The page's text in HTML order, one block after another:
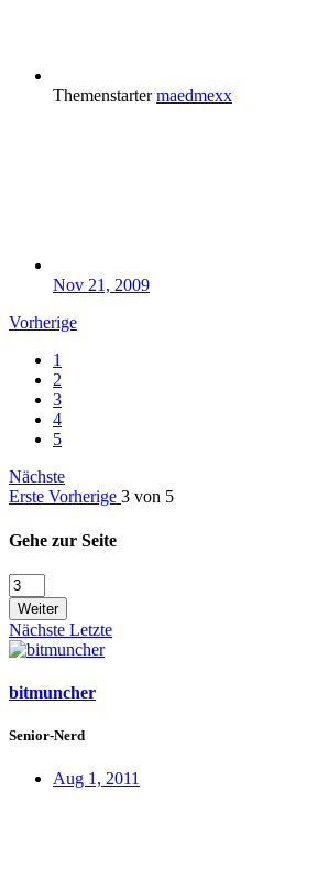
Themenstarter maedmexx
Nov 21, 2009
Vorherige
1
2
3
4
5
Nächste
Erste Vorherige 3 von 5
Gehe zur Seite
Weiter
Nächste Letzte
bitmuncher
Senior-Nerd
Aug 1, 2011